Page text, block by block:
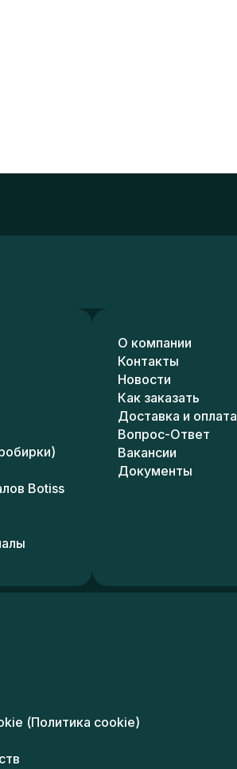
Botiss
О компании
Контакты
Новости
Как заказать
Доставка и оплата
Вопрос-Ответ
Вакансии
Документы
(Политика cookie)